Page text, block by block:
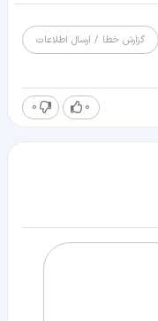
گزارش خطا / ارسال اطلاعات
0
0